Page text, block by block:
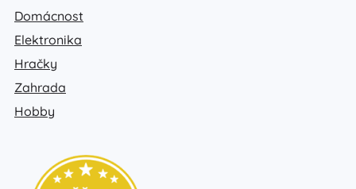
Domácnost
Elektronika
Hračky
Zahrada
Hobby